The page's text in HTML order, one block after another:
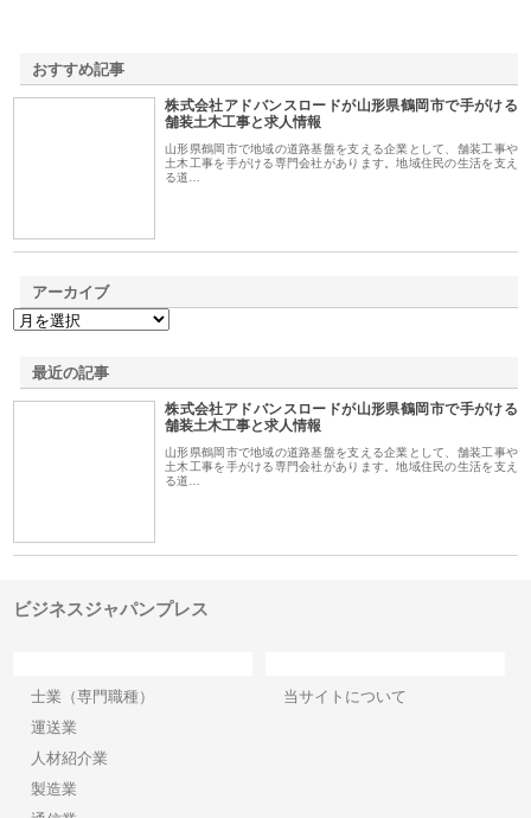
おすすめ記事
株式会社アドバンスロードが山形県鶴岡市で手がける
舗装土木工事と求人情報
山形県鶴岡市で地域の道路基盤を支える企業として、舗装工事や
土木工事を手がける専門会社があります。地域住民の生活を支え
る道…
アーカイブ
最近の記事
株式会社アドバンスロードが山形県鶴岡市で手がける
舗装土木工事と求人情報
山形県鶴岡市で地域の道路基盤を支える企業として、舗装工事や
土木工事を手がける専門会社があります。地域住民の生活を支え
る道…
ビジネスジャパンプレス
士業（専門職種）
運送業
人材紹介業
製造業
当サイトについて